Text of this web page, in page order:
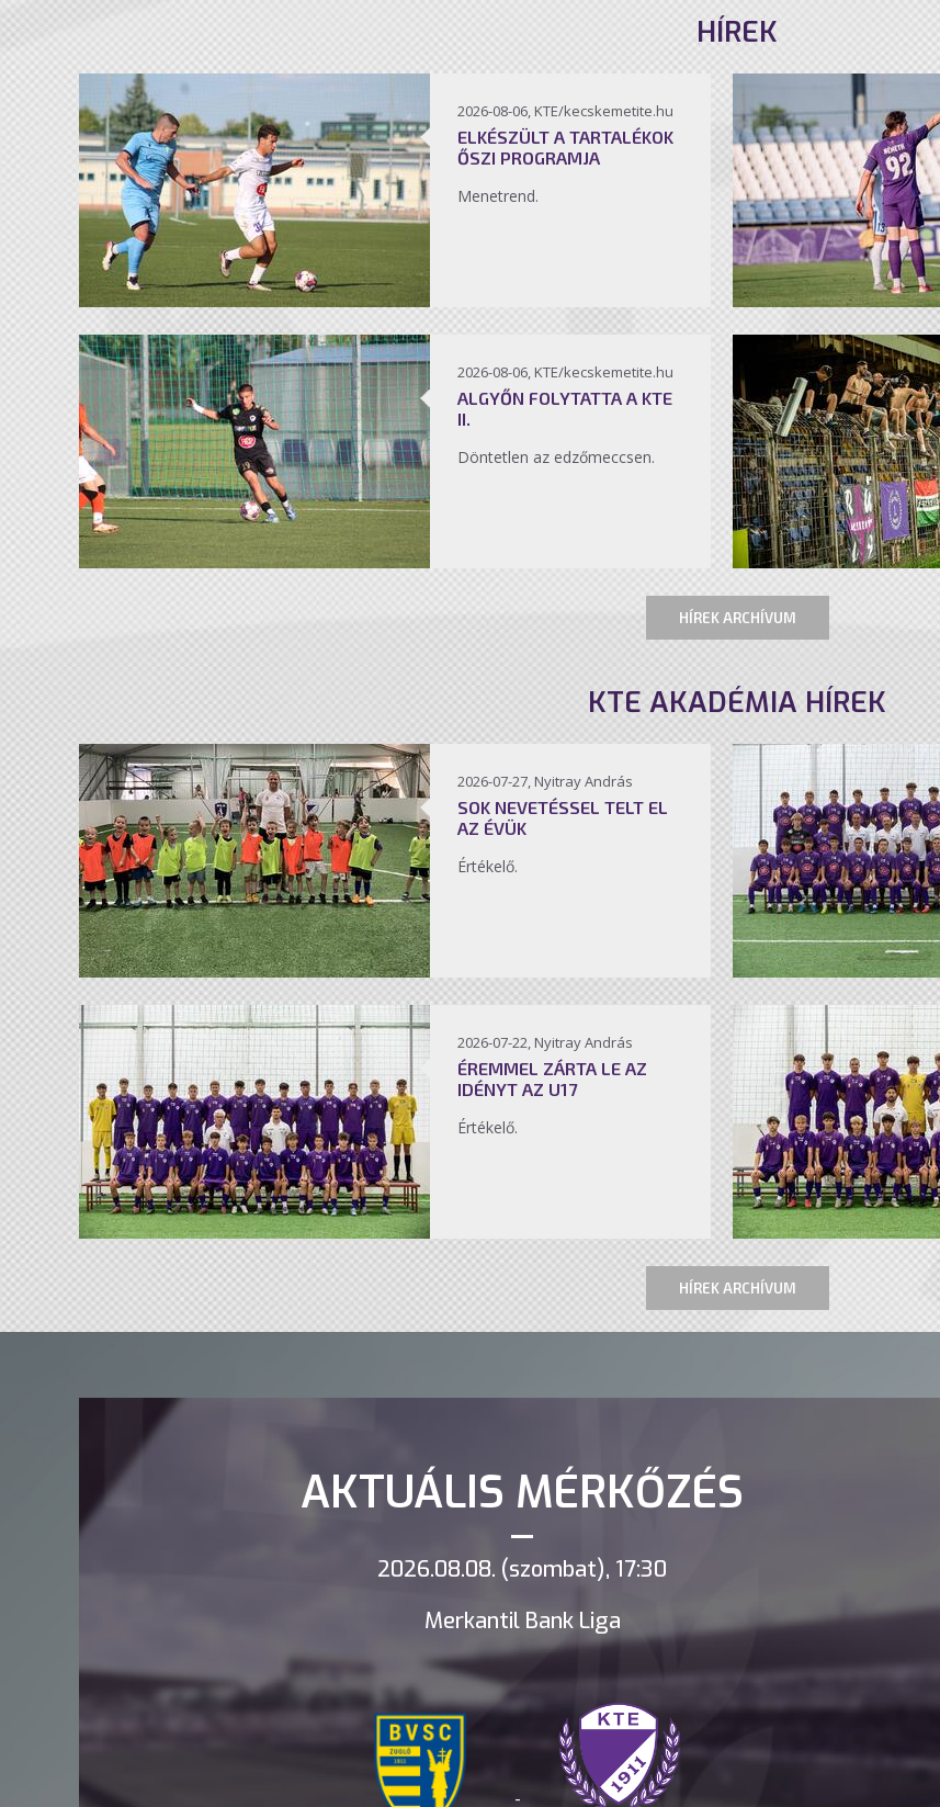
HÍREK
2026-08-06, KTE/kecskemetite.hu
ELKÉSZÜLT A TARTALÉKOK
ŐSZI PROGRAMJA
Menetrend.
2026-08-06, KTE/kecskemetite.hu
ALGYŐN FOLYTATTA A KTE
II.
Döntetlen az edzőmeccsen.
HÍREK ARCHÍVUM
KTE AKADÉMIA HÍREK
2026-07-27, Nyitray András
SOK NEVETÉSSEL TELT EL
AZ ÉVÜK
Értékelő.
2026-07-22, Nyitray András
ÉREMMEL ZÁRTA LE AZ
IDÉNYT AZ U17
Értékelő.
HÍREK ARCHÍVUM
AKTUÁLIS MÉRKŐZÉS
2026.08.08. (szombat), 17:30
Merkantil Bank Liga
-